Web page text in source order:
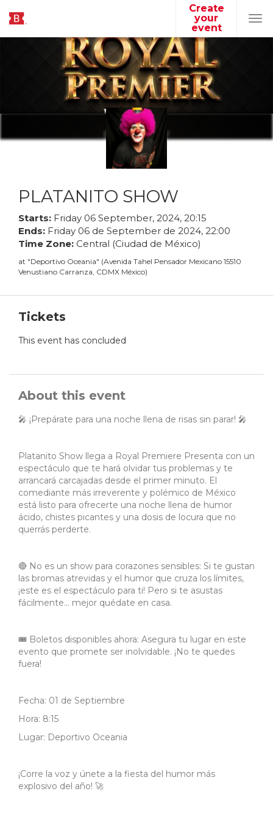
Create
your
event
PLATANITO SHOW
Starts: Friday 06 September, 2024, 20:15
Ends: Friday 06 de September de 2024, 22:00
Time Zone: Central (Ciudad de México)
at "Deportivo Oceania" (Avenida Tahel Pensador Mexicano 15510
Venustiano Carranza, CDMX México)
Tickets
This event has concluded
About this event
🎤 ¡Prepárate para una noche llena de risas sin parar! 🎤
Platanito Show llega a Royal Premiere Presenta con un
espectáculo que te hará olvidar tus problemas y te
arrancará carcajadas desde el primer minuto. El
comediante más irreverente y polémico de México
está listo para ofrecerte una noche llena de humor
ácido, chistes picantes y una dosis de locura que no
querrás perderte.
🔴 No es un show para corazones sensibles: Si te gustan
las bromas atrevidas y el humor que cruza los límites,
¡este es el espectáculo para ti! Pero si te asustas
fácilmente... mejor quédate en casa.
🎟️ Boletos disponibles ahora: Asegura tu lugar en este
evento que promete ser inolvidable. ¡No te quedes
fuera!
Fecha: 01 de Septiembre
Hora: 8:15
Lugar: Deportivo Oceania
¡Corre la voz y únete a la fiesta del humor más
explosivo del año! 🚀